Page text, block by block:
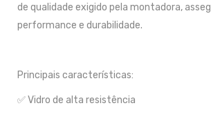
de qualidade exigido pela montadora,
performance e durabilidade.
Principais características:
✅ Vidro de alta resistência